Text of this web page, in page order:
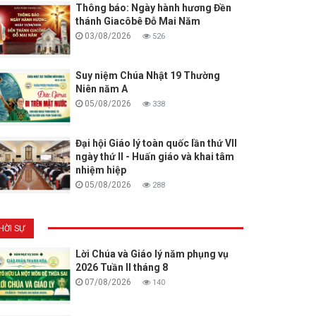
Thông báo: Ngày hành hương Đền
thánh Giacôbê Đỗ Mai Năm
03/08/2026 526
Suy niệm Chúa Nhật 19 Thường
Niên năm A
05/08/2026 338
Đại hội Giáo lý toàn quốc lần thứ VII
ngày thứ II - Huấn giáo và khai tâm
nhiệm hiệp
05/08/2026 288
SỰ
Lời Chúa và Giáo lý năm phụng vụ
2026 Tuần II tháng 8
07/08/2026 140